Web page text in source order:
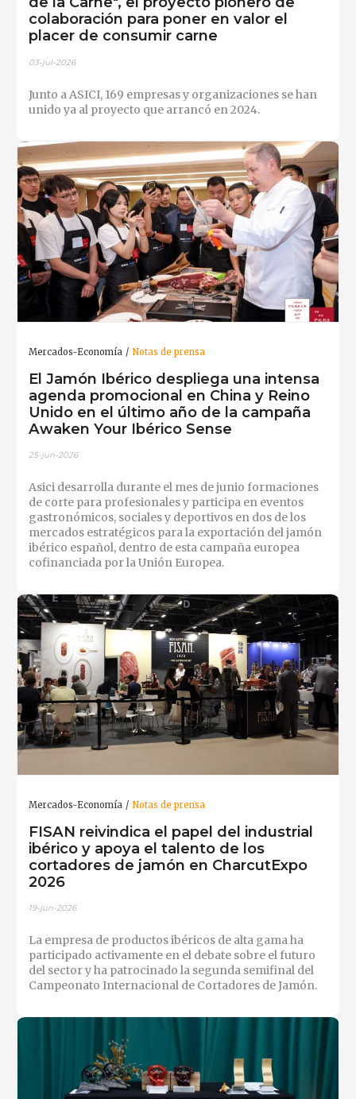
colaboración para poner en valor el
placer de consumir carne
03-jul-2026
Junto a ASICI, 169 empresas y organizaciones se han
unido ya al proyecto que arrancó en 2024.
Mercados-Economía Notas de prensa
El Jamón Ibérico despliega una intensa
agenda promocional en China y Reino
Unido en el último año de la campaña
Awaken Your Ibérico Sense
25-jun-2026
Asici desarrolla durante el mes de junio formaciones
de corte para profesionales y participa en eventos
gastronómicos, sociales y deportivos en dos de los
mercados estratégicos para la exportación del jamón
ibérico español, dentro de esta campaña europea
cofinanciada por la Unión Europea.
Mercados-Economía Notas de prensa
FISAN reivindica el papel del industrial
ibérico y apoya el talento de los
cortadores de jamón en CharcutExpo
2026
19-jun-2026
La empresa de productos ibéricos de alta gama ha
participado activamente en el debate sobre el futuro
del sector y ha patrocinado la segunda semifinal del
Campeonato Internacional de Cortadores de Jamón.